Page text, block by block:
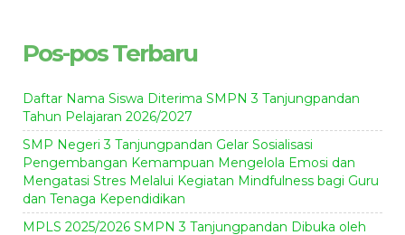
Pos-pos Terbaru
Daftar Nama Siswa Diterima SMPN 3 Tanjungpandan
Tahun Pelajaran 2026/2027
SMP Negeri 3 Tanjungpandan Gelar Sosialisasi
Pengembangan Kemampuan Mengelola Emosi dan
Mengatasi Stres Melalui Kegiatan Mindfulness bagi Guru
dan Tenaga Kependidikan
MPLS 2025/2026 SMPN 3 Tanjungpandan Dibuka oleh